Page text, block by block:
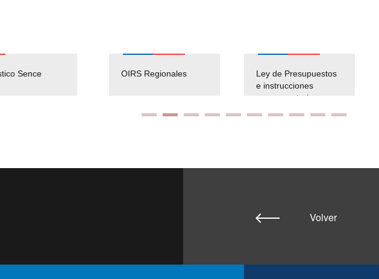
Sence
Audiencias y
OIRS Regionales
Ley de Presupuestos
e instrucciones
presuspuetarias
Volver